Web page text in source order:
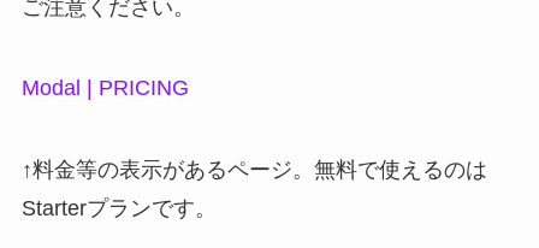
ご注意ください。
Modal | PRICING
↑料金等の表示があるページ。無料で使えるのは
Starterプランです。